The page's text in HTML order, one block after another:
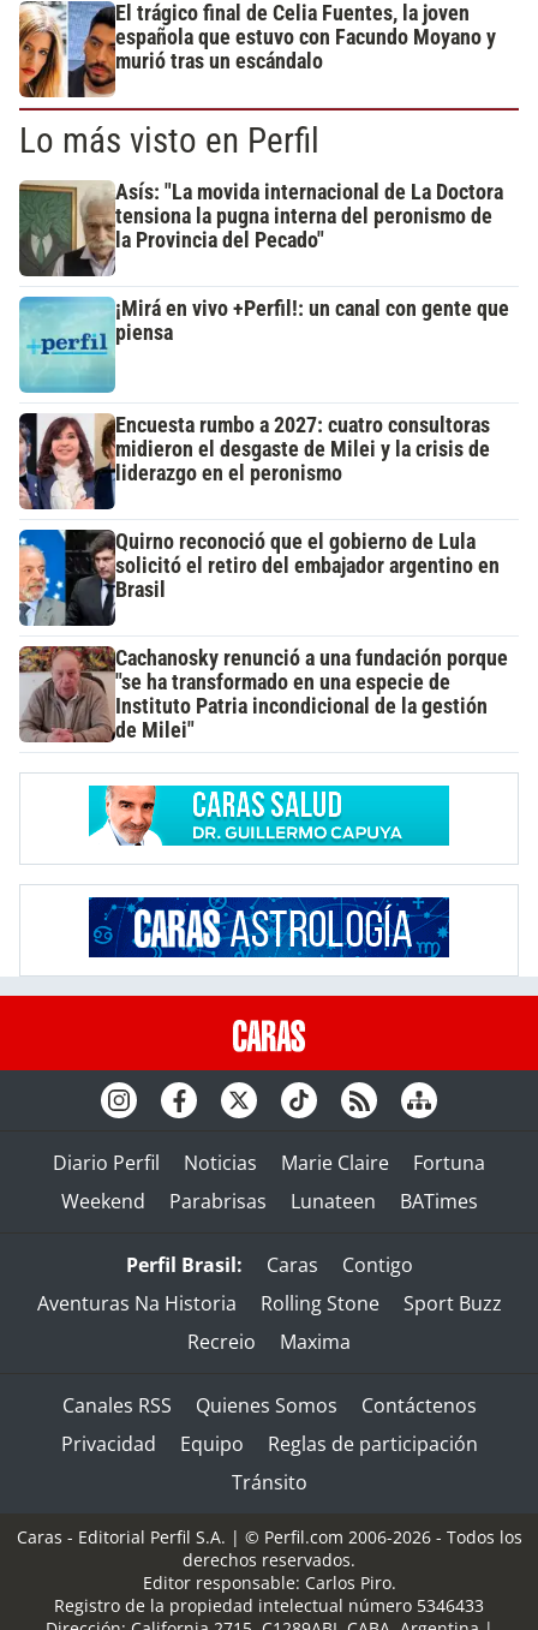
El trágico final de Celia Fuentes, la joven
española que estuvo con Facundo Moyano y
murió tras un escándalo
Lo más visto en Perfil
Asís: "La movida internacional de La Doctora
tensiona la pugna interna del peronismo de
la Provincia del Pecado"
¡Mirá en vivo +Perfil!: un canal con gente que
piensa
Encuesta rumbo a 2027: cuatro consultoras
midieron el desgaste de Milei y la crisis de
liderazgo en el peronismo
Quirno reconoció que el gobierno de Lula
solicitó el retiro del embajador argentino en
Brasil
Cachanosky renunció a una fundación porque
"se ha transformado en una especie de
Instituto Patria incondicional de la gestión
de Milei"
Diario Perfil Noticias Marie Claire
Fortuna
Weekend
Parabrisas Lunateen BATimes
Perfil Brasil: Caras
Contigo
Aventuras Na Historia
Rolling Stone
Sport Buzz
Recreio
Maxima
Canales RSS Quienes Somos
Contáctenos
Privacidad
Equipo
Reglas de participación
Tránsito
Caras - Editorial Perfil S.A. | © Perfil.com 2006-2026 - Todos los
derechos reservados.
Editor responsable: Carlos Piro.
Registro de la propiedad intelectual número 5346433